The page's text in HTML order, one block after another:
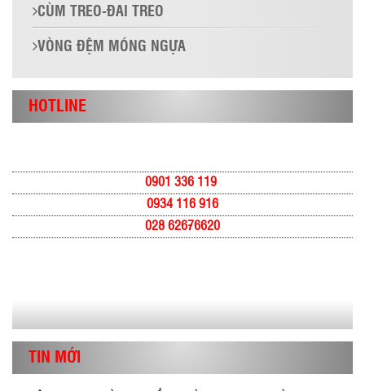
CÙM TREO-ĐAI TREO
VÒNG ĐỆM MÓNG NGỰA
HOTLINE
0901 336 119
0934 116 916
028 62676620
TIN MỚI